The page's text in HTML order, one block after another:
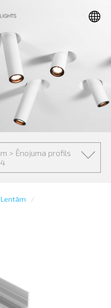
> Ēnojuma profils